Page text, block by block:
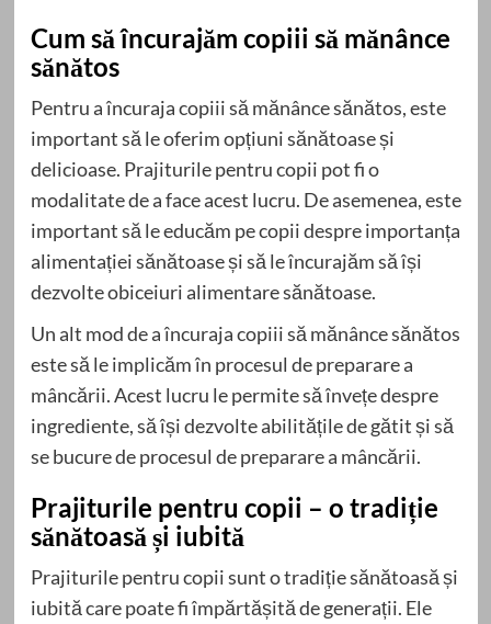
Cum să încurajăm copiii să mănânce
sănătos
Pentru a încuraja copiii să mănânce sănătos, este
important să le oferim opțiuni sănătoase și
delicioase. Prajiturile pentru copii pot fi o
modalitate de a face acest lucru. De asemenea, este
important să le educăm pe copii despre importanța
alimentației sănătoase și să le încurajăm să își
dezvolte obiceiuri alimentare sănătoase.
Un alt mod de a încuraja copiii să mănânce sănătos
este să le implicăm în procesul de preparare a
mâncării. Acest lucru le permite să învețe despre
ingrediente, să își dezvolte abilitățile de gătit și să
se bucure de procesul de preparare a mâncării.
Prajiturile pentru copii – o tradiție
sănătoasă și iubită
Prajiturile pentru copii sunt o tradiție sănătoasă și
iubită care poate fi împărtășită de generații. Ele